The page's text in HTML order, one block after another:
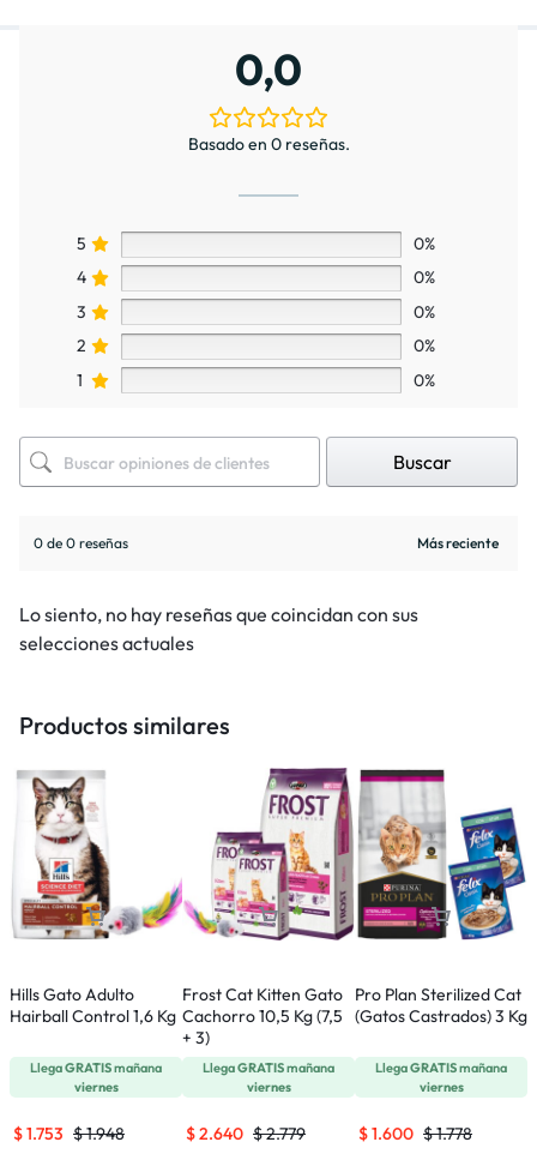
0,0
Basado en 0 reseñas.
5
0%
4
0%
3
0%
2
0%
1
0%
Buscar
0 de 0 reseñas
Lo siento, no hay reseñas que coincidan con sus
selecciones actuales
Productos similares
Hills Gato Adulto
Hairball Control 1,6 Kg
LlegaGRATISmañana
viernes
$1.948
$1.753
Frost Cat Kitten Gato
Cachorro 10,5 Kg (7,5
+ 3)
LlegaGRATISmañana
viernes
$2.779
$2.640
Pro Plan Sterilized Cat
(Gatos Castrados) 3 Kg
LlegaGRATISmañana
viernes
$1.778
$1.600